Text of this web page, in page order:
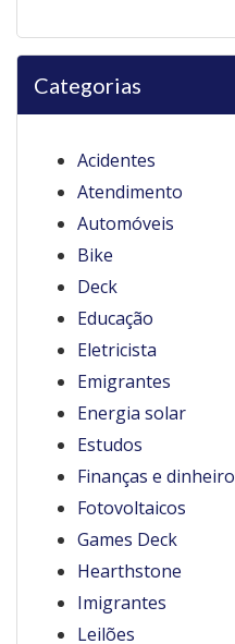
Categorias
Acidentes
Atendimento
Automóveis
Bike
Deck
Educação
Eletricista
Emigrantes
Energia solar
Estudos
Finanças e dinheiro
Fotovoltaicos
Games Deck
Hearthstone
Imigrantes
Leilões